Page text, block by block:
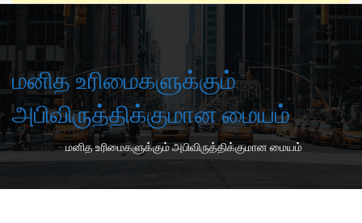
மனித உரிமைகளுக்கும்
அபிவிருத்திக்குமான மையம்
Home-மனித உரிமைகளுக்கும் அபிவிருத்திக்குமான மையம்